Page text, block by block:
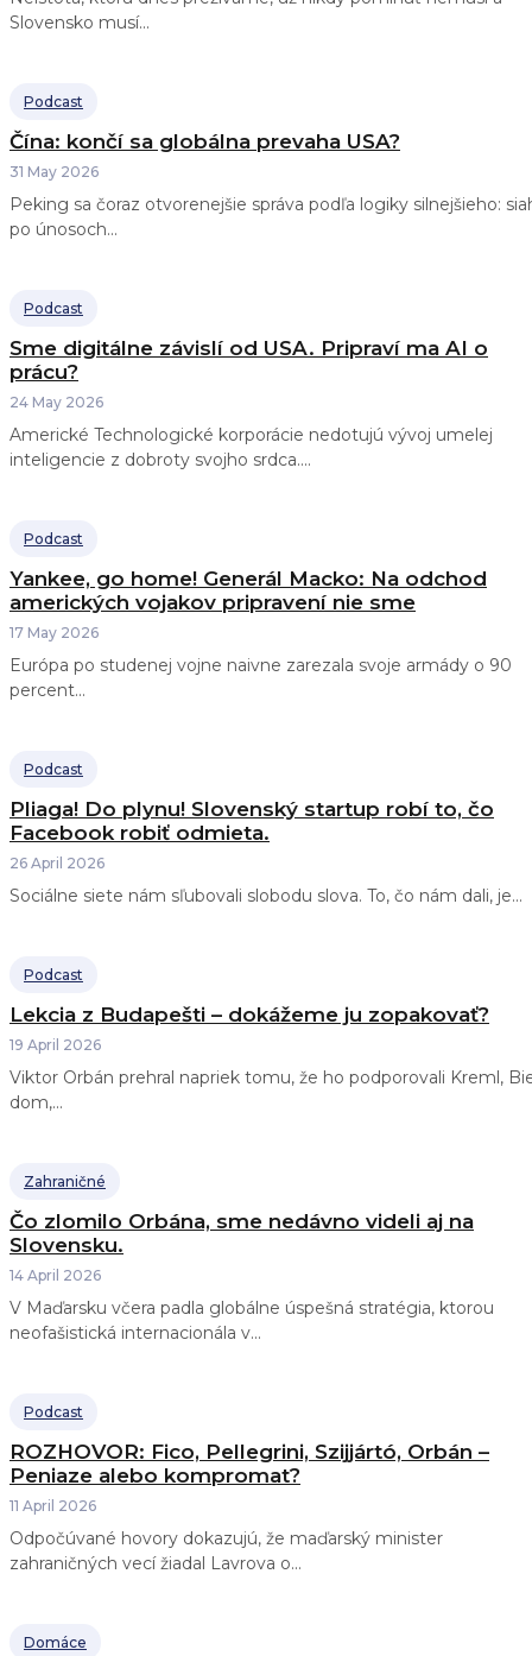
Slovensko musí...
Podcast
Čína: končí sa globálna prevaha USA?
31 May 2026
Peking sa čoraz otvorenejšie správa podľa logiky silnejšieho:
po únosoch...
Podcast
Sme digitálne závislí od USA. Pripraví ma AI o
prácu?
24 May 2026
Americké Technologické korporácie nedotujú vývoj umelej
inteligencie z dobroty svojho srdca....
Podcast
Yankee, go home! Generál Macko: Na odchod
amerických vojakov pripravení nie sme
17 May 2026
Európa po studenej vojne naivne zarezala svoje armády o 90
percent...
Podcast
Pliaga! Do plynu! Slovenský startup robí to, čo
Facebook robiť odmieta.
26 April 2026
Sociálne siete nám sľubovali slobodu slova. To, čo nám dali, je...
Podcast
Lekcia z Budapešti – dokážeme ju zopakovať?
19 April 2026
Viktor Orbán prehral napriek tomu, že ho podporovali Kreml,
dom,...
Zahraničné
Čo zlomilo Orbána, sme nedávno videli aj na
Slovensku.
14 April 2026
V Maďarsku včera padla globálne úspešná stratégia, ktorou
neofašistická internacionála v...
Podcast
ROZHOVOR: Fico, Pellegrini, Szijjártó, Orbán –
Peniaze alebo kompromat?
11 April 2026
Odpočúvané hovory dokazujú, že maďarský minister
zahraničných vecí žiadal Lavrova o...
Domáce